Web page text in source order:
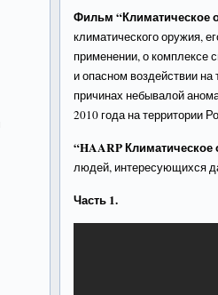
Фильм “Климатическое
климатического оружия,
применении, о
и опасном воздействии на
причинах небывалой
2010 года на территории
“HAARP
людей, интересующихся
Часть 1.